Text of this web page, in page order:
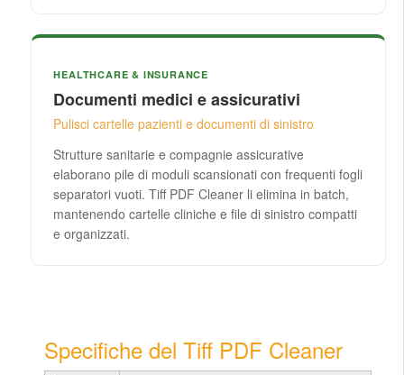
HEALTHCARE & INSURANCE
Documenti medici e assicurativi
Pulisci cartelle pazienti e documenti di sinistro
Strutture sanitarie e compagnie assicurative
elaborano pile di moduli scansionati con frequenti fogli
separatori vuoti. Tiff PDF Cleaner li elimina in batch,
mantenendo cartelle cliniche e file di sinistro compatti
e organizzati.
Specifiche del Tiff PDF Cleaner